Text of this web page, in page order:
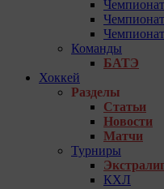
Команды
БАТЭ
Хоккей
Разделы
Статьи
Новости
Матчи
Турниры
КХЛ